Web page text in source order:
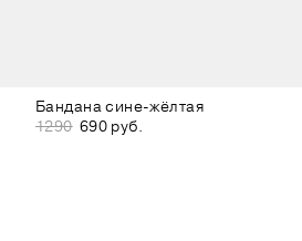
Бандана сине-жёлтая
1290 690 руб.